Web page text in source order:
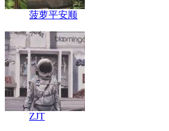
菠萝平安顺
ZJT